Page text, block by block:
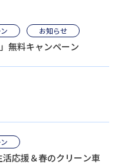
お知らせ
無料キャンペーン
活応援＆春のクリーン車